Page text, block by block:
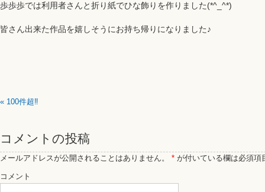
歩歩歩では利用者さんと折り紙でひな飾りを作りました(*^_^*)
皆さん出来た作品を嬉しそうにお持ち帰りになりました♪
« 100件超‼
コメントの投稿
メールアドレスが公開されることはありません。 * が付いている欄は必須項
コメント